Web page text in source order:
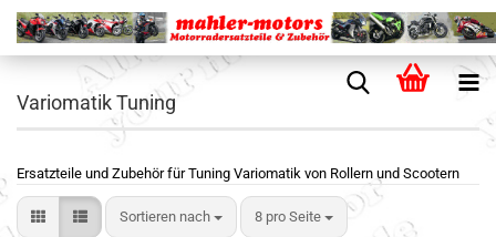
Variomatik Tuning
Ersatzteile und Zubehör für Tuning Variomatik von Rollern und Scootern
Sortieren nach 8 pro Seite